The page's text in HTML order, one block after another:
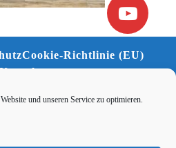
und unseren Service zu optimieren.
Cookie-Richtlinie (EU)
Kontakt